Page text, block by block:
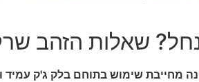
שאלות הזהב
מחייבת שימוש בתוחם בלק ג'ק